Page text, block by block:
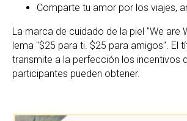
Comparte tu amor por los viajes,
La marca de cuidado de la piel "We are
lema "$25 para ti. $25 para amigos". El
transmite a la perfección los incentivos
participantes pueden obtener.